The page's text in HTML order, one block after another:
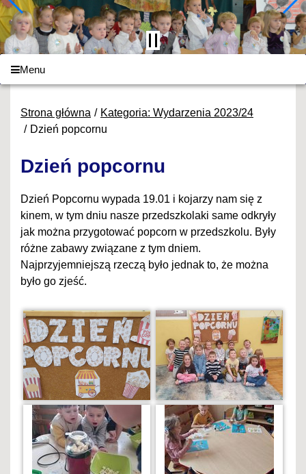
Menu
Strona główna
Kategoria: Wydarzenia 2023/24
Dzień popcornu
Dzień popcornu
Dzień Popcornu wypada 19.01 i kojarzy nam się z
kinem, w tym dniu nasze przedszkolaki same odkryły
jak można przygotować popcorn w przedszkolu. Były
różne zabawy związane z tym dniem.
Najprzyjemniejszą rzeczą było jednak to, że można
było go zjeść.